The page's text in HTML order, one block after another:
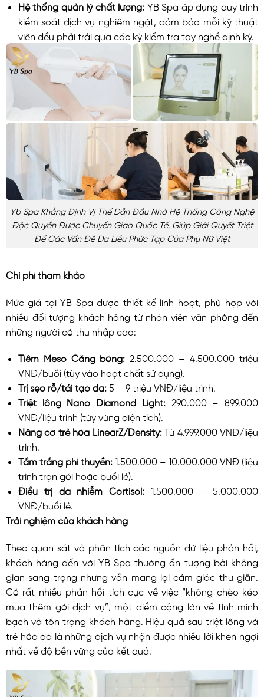
Hệ thống quản lý chất lượng: YB Spa áp dụng quy trình
kiểm soát dịch vụ nghiêm ngặt, đảm bảo mỗi kỹ thuật
viên đều phải trải qua các kỳ kiểm tra tay nghề định kỳ.
Yb Spa Khẳng Định Vị Thế Dẫn Đầu Nhờ Hệ Thống Công Nghệ
Độc Quyền Được Chuyển Giao Quốc Tế, Giúp Giải Quyết Triệt
Để Các Vấn Đề Da Liễu Phức Tạp Của Phụ Nữ Việt
Chi phí tham khảo
Mức giá tại YB Spa được thiết kế linh hoạt, phù hợp với
nhiều đối tượng khách hàng từ nhân viên văn phòng đến
những người có thu nhập cao:
Tiêm Meso Căng bóng: 2.500.000 – 4.500.000 triệu
VNĐ/buổi (tùy vào hoạt chất sử dụng).
Trị sẹo rỗ/tái tạo da: 5 – 9 triệu VNĐ/liệu trình.
Triệt lông Nano Diamond Light: 290.000 – 899.000
VNĐ/liệu trình (tùy vùng diện tích).
Nâng cơ trẻ hóa LinearZ/Density:Từ 4.999.000 VNĐ/liệu
trình.
Tắm trắng phi thuyền: 1.500.000 – 10.000.000 VNĐ (liệu
trình trọn gói hoặc buổi lẻ).
Điều trị da nhiễm Cortisol:1.500.000 – 5.000.000
VNĐ/buổi lẻ.
Trải nghiệm của khách hàng
Theo quan sát và phân tích các nguồn dữ liệu phản hồi,
khách hàng đến với YB Spa thường ấn tượng bởi không
gian sang trọng nhưng vẫn mang lại cảm giác thư giãn.
Có rất nhiều phản hồi tích cực về việc “không chèo kéo
mua thêm gói dịch vụ”, một điểm cộng lớn về tính minh
bạch và tôn trọng khách hàng. Hiệu quả sau triệt lông và
trẻ hóa da là những dịch vụ nhận được nhiều lời khen ngợi
nhất về độ bền vững của kết quả.